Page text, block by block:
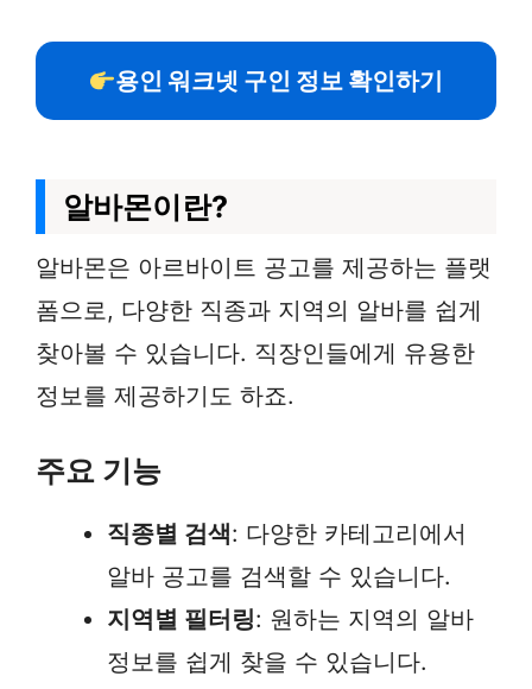
용인 워크넷 구인 정보 확인하기
알바몬이란?
알바몬은 아르바이트 공고를 제공하는 플랫
폼으로, 다양한 직종과 지역의 알바를 쉽게
찾아볼 수 있습니다. 직장인들에게 유용한
정보를 제공하기도 하죠.
주요 기능
직종별 검색: 다양한 카테고리에서
알바 공고를 검색할 수 있습니다.
지역별 필터링: 원하는 지역의 알바
정보를 쉽게 찾을 수 있습니다.